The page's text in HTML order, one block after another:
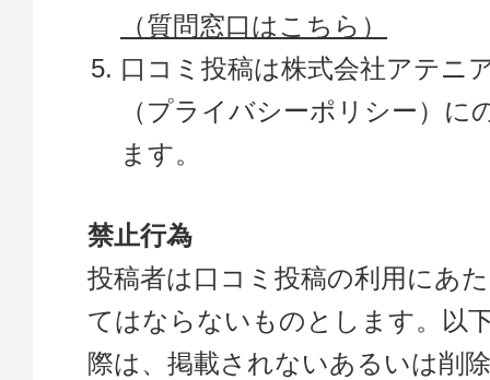
（質問窓口はこちら）
口コミ投稿は株式会社アテニ
（プライバシーポリシー）に
ます。
禁止行為
投稿者は口コミ投稿の利用にあ
てはならないものとします。以
際は、掲載されないあるいは削